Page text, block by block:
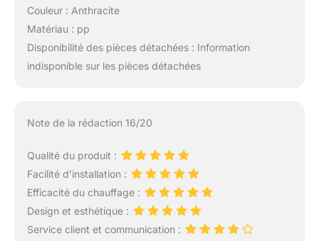
Couleur : Anthracite
Matériau : pp
Disponibilité des pièces détachées : Information
indisponible sur les pièces détachées
Note de la rédaction 16/20
Qualité du produit :
Facilité d’installation :
Efficacité du chauffage :
Design et esthétique :
Service client et communication :